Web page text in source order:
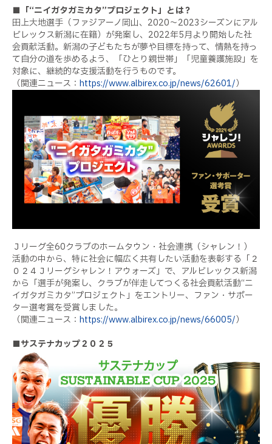
■「“ニイガタガミカタ”プロジェクト」とは？
田上大地選手（ファジアーノ岡山、2020～2023シーズンにアル
ビレックス新潟に在籍）が発案し、2022年5月より開始した社
会貢献活動。新潟の子どもたちが夢や目標を持って、情熱を持っ
て自分の道を歩めるよう、「ひとり親世帯」「児童養護施設」を
対象に、継続的な支援活動を行うものです。
（関連ニュース： https://www.albirex.co.jp/news/62601/）
Ｊリーグ全60クラブのホームタウン・社会連携（シャレン！）
活動の中から、特に社会に幅広く共有したい活動を表彰する「２
０２４Ｊリーグシャレン！アウォーズ」で、アルビレックス新潟
から「選手が発案し、クラブが伴走してつくる社会貢献活動“ニ
イガタガミカタ”プロジェクト」をエントリー、ファン・サポー
ター選考賞を受賞しました。
（関連ニュース： https://www.albirex.co.jp/news/66005/）
■サステナカップ２０２５